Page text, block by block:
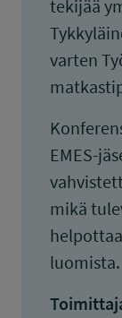
tekijää
varten
EMES-
mikä
luomista.